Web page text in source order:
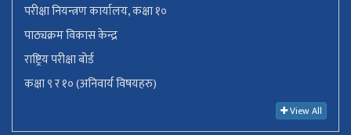
परीक्षा नियन्त्रण कार्यालय, कक्षा १०
पाठ्यक्रम विकास केन्द्र
राष्ट्रिय परीक्षा बोर्ड
कक्षा ९ र १० (अनिवार्य विषयहरु)
View All